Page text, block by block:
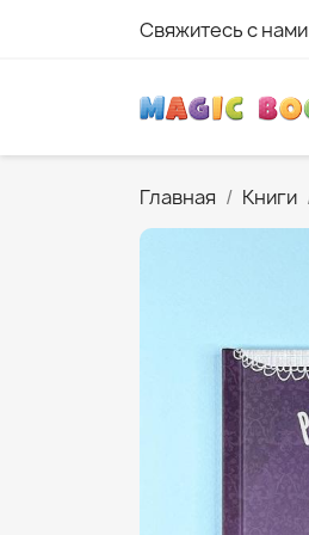
Свяжитесь с нами
Главная Книги